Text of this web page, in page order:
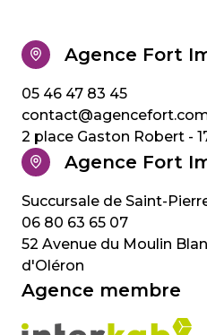
Agence Fort
05 46 47 83 45
2 place Gaston Robert -
Agence Fort
06 80 63 65 07
52 Avenue du Moulin
d'Oléron
Agence membre